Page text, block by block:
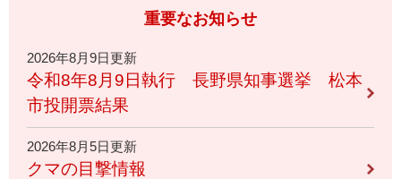
重要なお知らせ
2026年8月9日更新
令和8年8月9日執行 長野県知事選挙 松本
市投開票結果
2026年8月5日更新
クマの目撃情報